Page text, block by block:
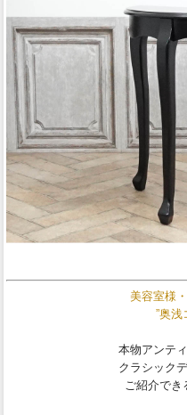
美容室様
”奥浅
本物アンテ
クラシック
ご紹介で